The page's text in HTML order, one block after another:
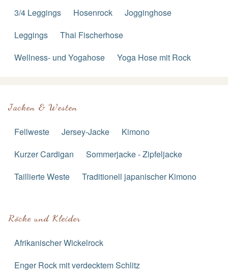
3/4 Leggings Hosenrock
Jogginghose
Leggings
Thai Fischerhose
Wellness- und Yogahose
Yoga Hose mit Rock
Jacken & Westen
Fellweste Jersey-Jacke
Kimono
Kurzer Cardigan
Sommerjacke - Zipfeljacke
Taillierte Weste
Traditionell japanischer Kimono
Röcke und Kleider
Afrikanischer Wickelrock
Enger Rock mit verdecktem Schlitz